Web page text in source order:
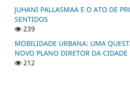
JUHANI PALLASMAA E O ATO DE
SENTIDOS
239
MOBILIDADE URBANA: UMA
NOVO PLANO DIRETOR DA CIDADE
212